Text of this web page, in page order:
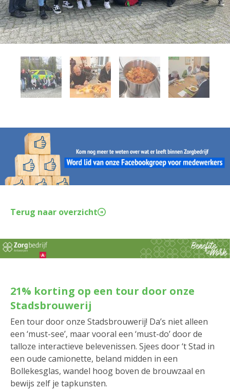
Terug naar overzicht
21% korting op een tour door onze
Stadsbrouwerij
Een tour door onze Stadsbrouwerij! Da’s niet alleen
een ‘must-see’, maar vooral een ‘must-do’ door de
talloze interactieve belevenissen. Sjees door ‘t Stad in
een oude camionette, beland midden in een
Bollekesglas, wandel hoog boven de brouwzaal en
bewijs zelf je tapkunsten.